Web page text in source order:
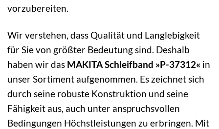
vorzubereiten.
Wir verstehen, dass Qualität und Langlebigkeit
für Sie von größter Bedeutung sind. Deshalb
haben wir das MAKITA Schleifband »P-37312« in
unser Sortiment aufgenommen. Es zeichnet sich
durch seine robuste Konstruktion und seine
Fähigkeit aus, auch unter anspruchsvollen
Bedingungen Höchstleistungen zu erbringen. Mit